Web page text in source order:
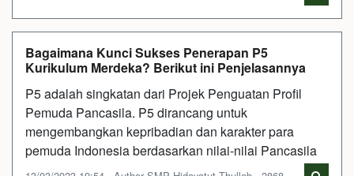
Bagaimana Kunci Sukses Penerapan P5
Kurikulum Merdeka? Berikut ini Penjelasannya
P5 adalah singkatan dari Projek Penguatan Profil
Pemuda Pancasila. P5 dirancang untuk
mengembangkan kepribadian dan karakter para
pemuda Indonesia berdasarkan nilai-nilai Pancasila